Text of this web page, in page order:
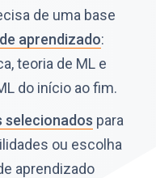
de uma base
aprendizado:
teoria de ML e
do início ao fim.
selecionados para
ou escolha
aprendizado